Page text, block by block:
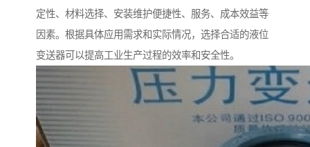
定性、材料选择、安装维护便捷性、服务、成本效益等
因素。根据具体应用需求和实际情况，选择合适的液位
变送器可以提高工业生产过程的效率和安全性。